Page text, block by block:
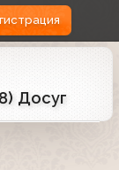
Досуг